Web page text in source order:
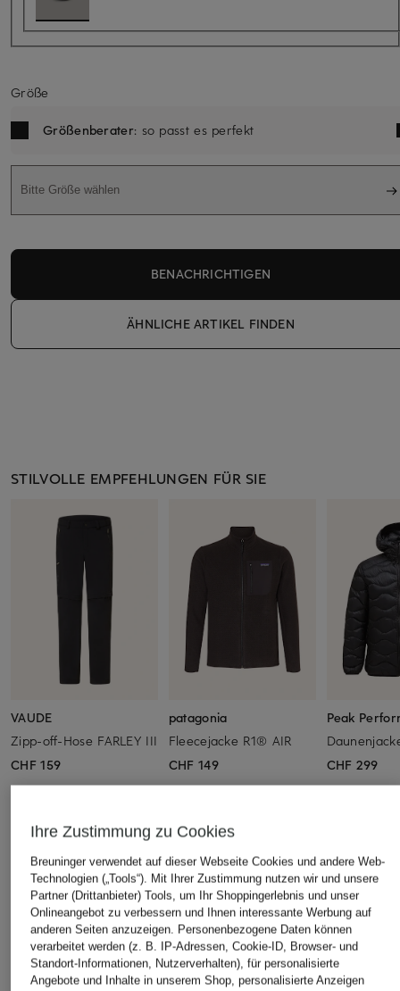
Größe
Größenberater: so passt es perfekt
Bitte Größe wählen
BENACHRICHTIGEN
ÄHNLICHE ARTIKEL FINDEN
STILVOLLE EMPFEHLUNGEN FÜR SIE
VAUDE
Zipp-off-Hose FARLEY III
CHF 159
patagonia
Fleecejacke R1® AIR
CHF 149
Peak
CHF 299
ÄHNLICHE ARTIKEL ENTDECKEN
Ihre Zustimmung zu Cookies
Breuninger verwendet auf dieser Webseite Cookies und andere Web-
Technologien („Tools“). Mit Ihrer Zustimmung nutzen wir und unsere
Partner (Drittanbieter) Tools, um Ihr Shoppingerlebnis und unser
Onlineangebot zu verbessern und Ihnen interessante Werbung auf
anderen Seiten anzuzeigen. Personenbezogene Daten können
verarbeitet werden (z. B. IP-Adressen, Cookie-ID, Browser- und
Standort-Informationen, Nutzerverhalten), für personalisierte
Angebote und Inhalte in unserem Shop, personalisierte Anzeigen